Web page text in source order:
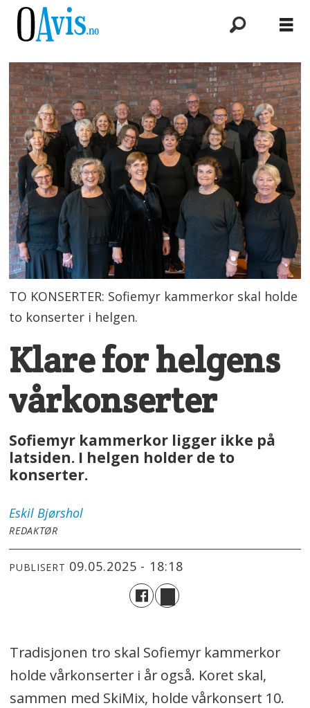
TO KONSERTER: Sofiemyr kammerkor skal holde
to konserter i helgen.
Klare for helgens
vårkonserter
Sofiemyr kammerkor ligger ikke på
latsiden. I helgen holder de to
konserter.
Eskil Bjørshol
REDAKTØR
PUBLISERT 09.05.2025 - 18:18
Tradisjonen tro skal Sofiemyr kammerkor
holde vårkonserter i år også. Koret skal,
sammen med SkiMix, holde vårkonsert 10.